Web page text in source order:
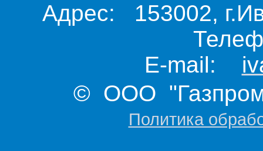
Адрес: 153002,
E-mail:
© ООО "Газпром
Политика